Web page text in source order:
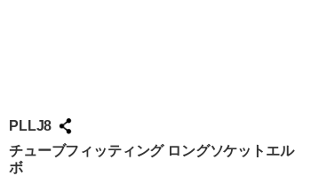
PLLJ8
チューブフィッティング ロングソケットエル
ボ